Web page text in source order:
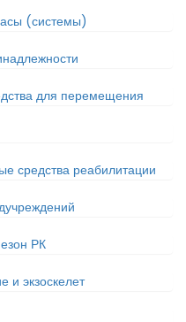
(системы)
для перемещения
средства реабилитации
РК
и экзоскелет